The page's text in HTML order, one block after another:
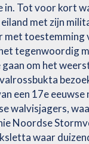
in. Tot voor kort
met zijn
met toestemming
tegenwoordig
gaan om het
een 17e
walvisjagers,
Noordse
waar